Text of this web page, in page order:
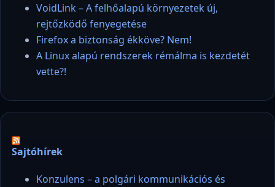
VoidLink – A felhőalapú környezetek új,
rejtőzködő fenyegetése
Firefox a biztonság ékköve? Nem!
A Linux alapú rendszerek rémálma is kezdetét
vette?!
Sajtóhírek
Konzulens – a polgári kommunikációs és